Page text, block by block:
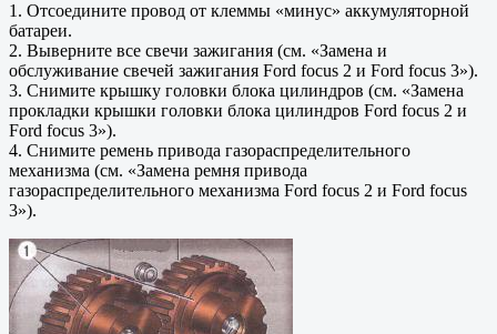
1. Отсоедините провод от клеммы «минус» аккумуляторной
батареи.
2. Выверните все свечи зажигания (см. «Замена и
обслуживание свечей зажигания Ford focus 2 и Ford focus 3»).
3. Снимите крышку головки блока цилиндров (см. «Замена
прокладки крышки головки блока цилиндров Ford focus 2 и
Ford focus 3»).
4. Снимите ремень привода газораспределительного
механизма (см. «Замена ремня привода
газораспределительного механизма Ford focus 2 и Ford focus
3»).